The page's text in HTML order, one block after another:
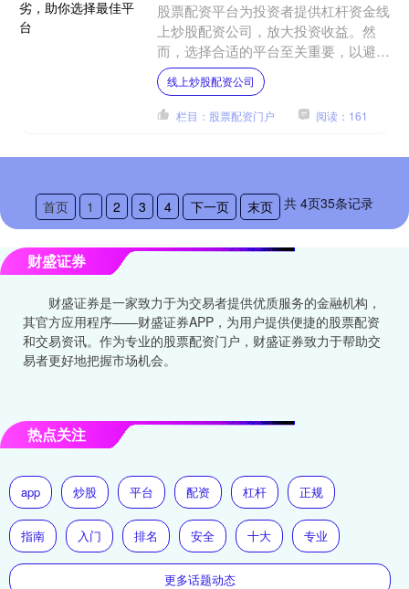
股票配资平台为投资者提供杠杆资金线
上炒股配资公司，放大投资收益。然
而，选择合适的平台至关重要，以避免
风险和损失。 * **放大收益：**配资可
以放大您的投资收益....
线上炒股配资公司
栏目：股票配资门户 阅读：161
首页 1 2 3 4 下一页 末页 共4页35条记录
财盛证券
财盛证券是一家致力于为交易者提供优质服务的金融机构，
其官方应用程序——财盛证券APP，为用户提供便捷的股票配资
和交易资讯。作为专业的股票配资门户，财盛证券致力于帮助交
易者更好地把握市场机会。
热点关注
app 炒股 平台 配资 杠杆 正规
指南 入门 排名 安全 十大 专业
更多话题动态